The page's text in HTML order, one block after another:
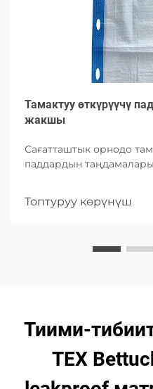
Тамактуу өткүрүүчү
жакшы
Сағатташтык орнодо
паддардын
тартууда жогорку
Топтуруу көрүнүш
Тиими-
TEX